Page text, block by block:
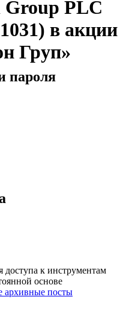
Group PLC
в акции
Груп»
пароля
доступа к инструментам
основе
архивные посты